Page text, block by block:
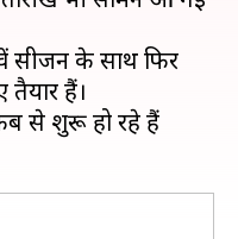
सीजन के साथ फिर
हैं।
से शुरू हो रहे हैं